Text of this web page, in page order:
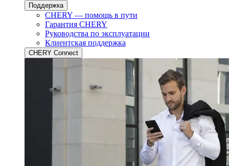
Поддержка
CHERY — помощь в пути
Гарантия CHERY
Руководства по эксплуатации
Клиентская поддержка
CHERY Connect